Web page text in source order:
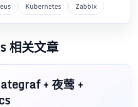
Kubernetes Zabbix
相关文章
+ 夜莺 +